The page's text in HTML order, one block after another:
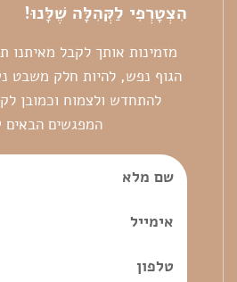
הִצְטָרְפִי לַקְּהִלָּה שֶׁלָּנוּ!
מזמינות אותך לקבל מאיתנו
הגוף נפש, להיות חלק משבט
להתחדש ולצמוח וכמובן
המפגשים הבאים